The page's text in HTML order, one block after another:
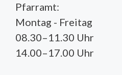
Pfarramt:
Montag - Freitag
08.30–11.30 Uhr
14.00–17.00 Uhr